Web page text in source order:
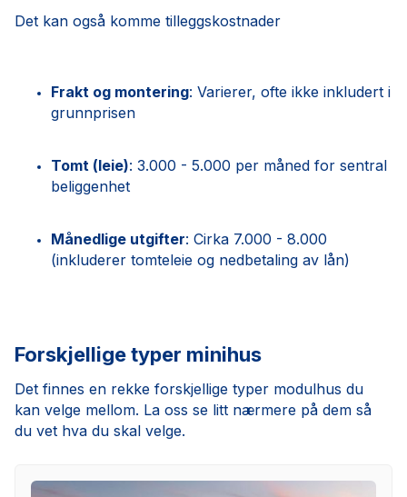
Det kan også komme tilleggskostnader
Frakt og montering: Varierer, ofte ikke inkludert i
grunnprisen
Tomt (leie): 3.000 - 5.000 per måned for sentral
beliggenhet
Månedlige utgifter: Cirka 7.000 - 8.000
(inkluderer tomteleie og nedbetaling av lån)
Forskjellige typer minihus
Det finnes en rekke forskjellige typer modulhus du
kan velge mellom. La oss se litt nærmere på dem så
du vet hva du skal velge.